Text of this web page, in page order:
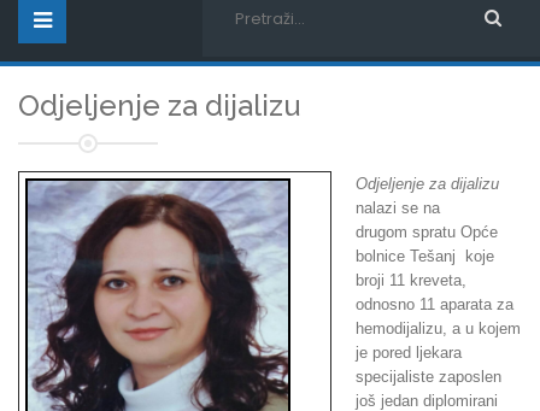
Odjeljenje za dijalizu
Odjeljenje za dijalizu
nalazi se na
drugom spratu Opće
bolnice Tešanj koje
broji 11 kreveta,
odnosno 11 aparata za
hemodijalizu, a u kojem
je pored ljekara
specijaliste zaposlen
još jedan diplomirani